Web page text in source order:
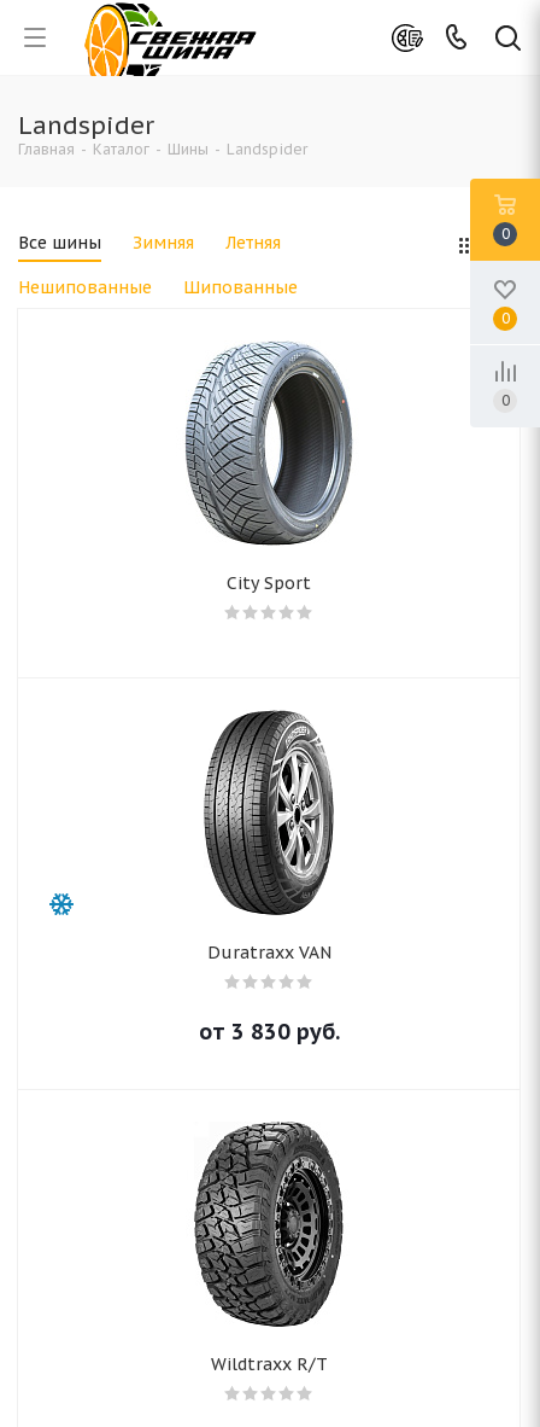
Landspider
Главная - Каталог - Шины - Landspider
Все шины Зимняя Летняя
Нешипованные Шипованные
City Sport
Duratraxx VAN
от 3 830руб.
Wildtraxx R/T
0
0
0